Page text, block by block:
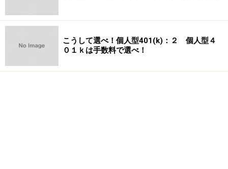
こうして選べ！個人型401(k)：２ 個人型４
０１ｋは手数料で選べ！